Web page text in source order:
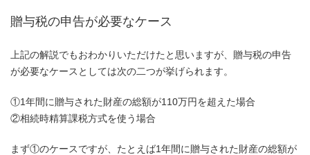
贈与税の申告が必要なケース
上記の解説でもおわかりいただけたと思いますが、贈与税の申告
が必要なケースとしては次の二つが挙げられます。
①1年間に贈与された財産の総額が110万円を超えた場合
②相続時精算課税方式を使う場合
まず①のケースですが、たとえば1年間に贈与された財産の総額が